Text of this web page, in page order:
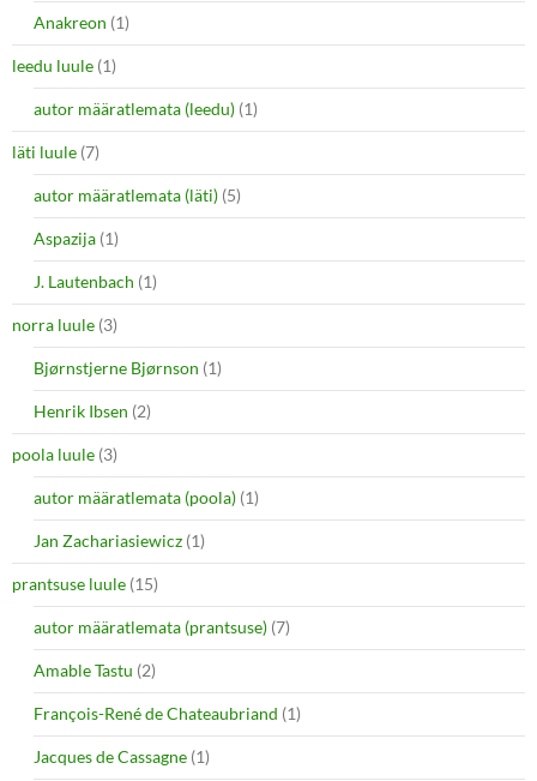
Anakreon (1)
leedu luule (1)
autor määratlemata (leedu) (1)
läti luule (7)
autor määratlemata (läti) (5)
Aspazija (1)
J. Lautenbach (1)
norra luule (3)
Bjørnstjerne Bjørnson (1)
Henrik Ibsen (2)
poola luule (3)
autor määratlemata (poola) (1)
Jan Zachariasiewicz (1)
prantsuse luule (15)
autor määratlemata (prantsuse) (7)
Amable Tastu (2)
François-René de Chateaubriand (1)
Jacques de Cassagne (1)